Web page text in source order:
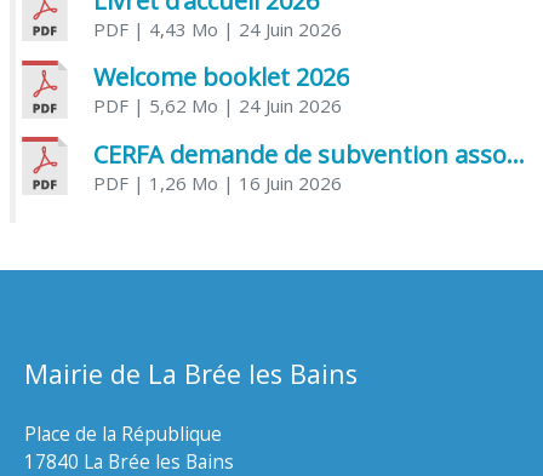
PDF| 4,43 Mo | 24 Juin 2026
Welcome booklet 2026
PDF| 5,62 Mo | 24 Juin 2026
CERFA demande de subvention association
PDF| 1,26 Mo | 16 Juin 2026
Mairie de La Brée les Bains
Place de la République
17840 La Brée les Bains